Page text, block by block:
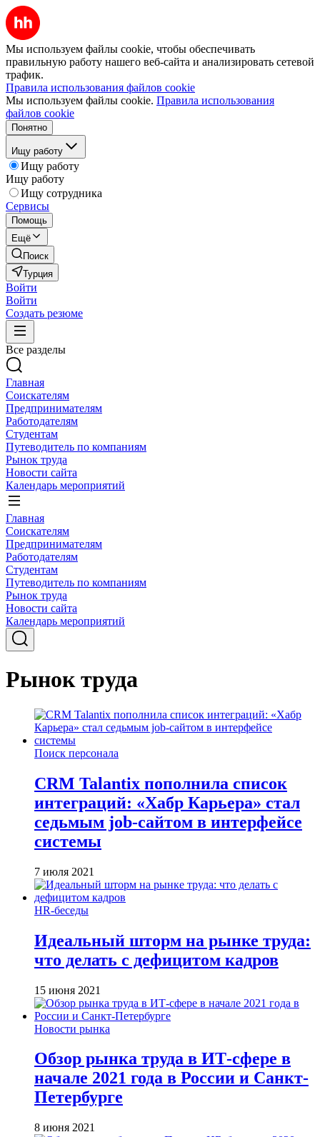
Мы используем файлы cookie, чтобы обеспечивать
правильную работу нашего веб-сайта и анализировать сетевой
трафик.
Правила использования файлов cookie
Мы используем файлы cookie. Правила использования
файлов cookie
Понятно
Ищу работу
Ищу работу
Ищу работу
Ищу сотрудника
Сервисы
Помощь
Ещё
Поиск
Турция
Войти
Войти
Создать резюме
Все разделы
Главная
Соискателям
Предпринимателям
Работодателям
Студентам
Путеводитель по компаниям
Рынок труда
Новости сайта
Календарь мероприятий
Главная
Соискателям
Предпринимателям
Работодателям
Студентам
Путеводитель по компаниям
Рынок труда
Новости сайта
Календарь мероприятий
Рынок труда
Поиск персонала
CRM Talantix пополнила список
интеграций: «Хабр Карьера» стал
седьмым job-сайтом в интерфейсе
системы
7 июля 2021
HR-беседы
Идеальный шторм на рынке труда:
что делать с дефицитом кадров
15 июня 2021
Новости рынка
Обзор рынка труда в ИТ-сфере в
начале 2021 года в России и Санкт-
Петербурге
8 июня 2021